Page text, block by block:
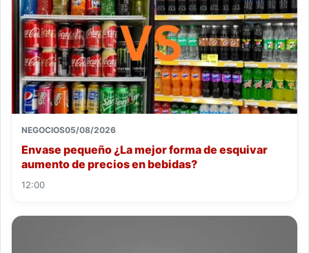
NEGOCIOS05/08/2026
Envase pequeño ¿La mejor forma de esquivar
aumento de precios en bebidas?
12:00